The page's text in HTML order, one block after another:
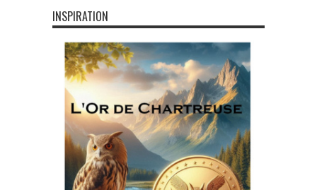
INSPIRATION